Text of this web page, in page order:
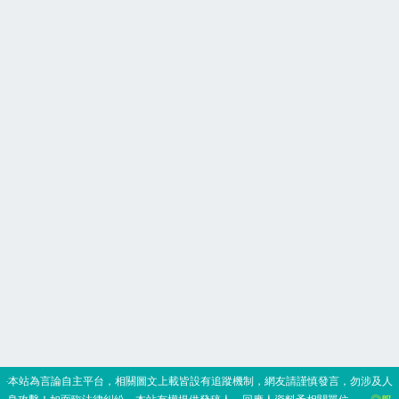
‧本站為言論自主平台，相關圖文上載皆設有追蹤機制，網友請謹慎發言，勿涉及人